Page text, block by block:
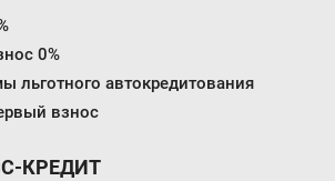
0%
льготного автокредитования
взнос
КРЕДИТ